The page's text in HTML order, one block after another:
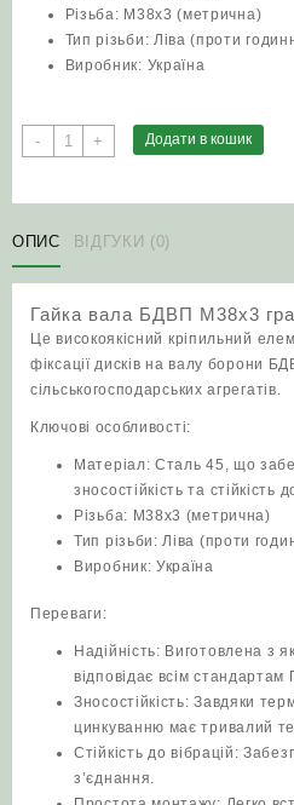
Різьба: М38х3 (метрична)
Тип різьби: Ліва (проти
Виробник: Україна
-
Гайка
вала
грань
65
кількість
+ Додати в кошик
ОПИС ВІДГУКИ (0)
Гайка вала БДВП М38х3
Це високоякісний кріпильний
фіксації дисків на валу борони
сільськогосподарських агрегатів.
Ключові особливості:
Матеріал: Сталь 45, що
зносостійкість та стійкість
Різьба: М38х3 (метрична)
Тип різьби: Ліва (проти
Виробник: Україна
Переваги:
Надійність: Виготовлена з
відповідає всім стандартам
Зносостійкість: Завдяки
цинкуванню має тривалий
Стійкість до вібрацій:
з’єднання.